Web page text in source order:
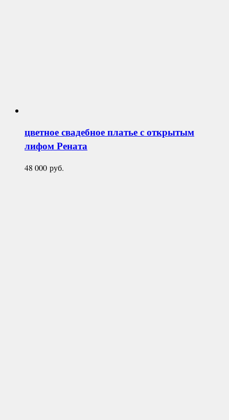
цветное свадебное платье с открытым
лифомРената
48 000 руб.